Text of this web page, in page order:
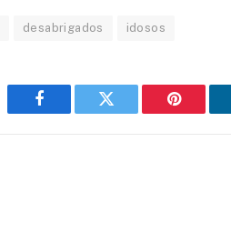
desabrigados idosos
Facebook Twitter Pinterest